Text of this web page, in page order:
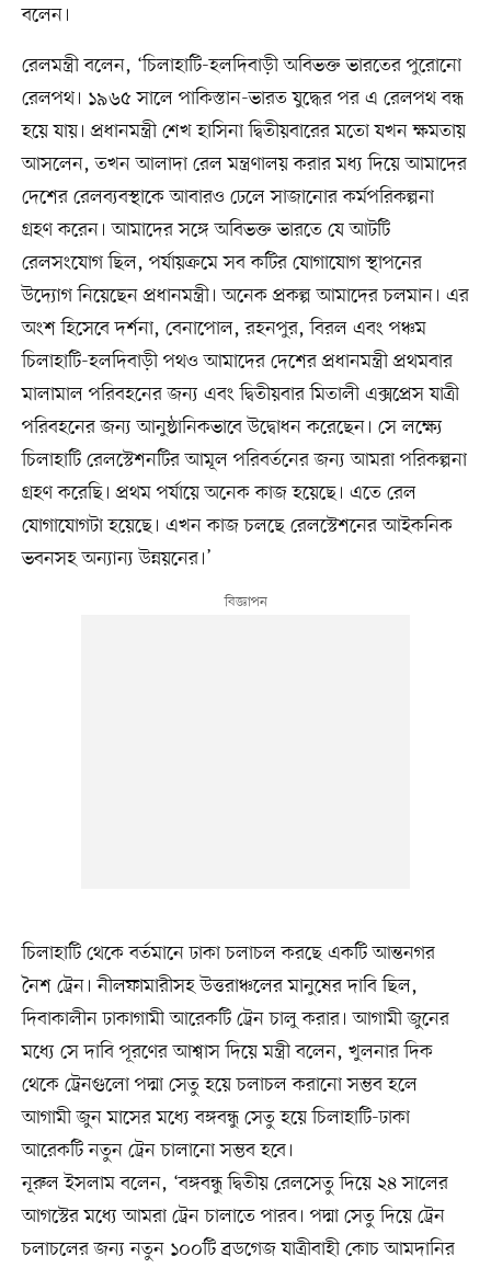
বলেন।
রেলমন্ত্রী বলেন, ‘চিলাহাটি-হলদিবাড়ী অবিভক্ত ভারতের পুরোনো
রেলপথ। ১৯৬৫ সালে পাকিস্তান-ভারত যুদ্ধের পর এ রেলপথ বন্ধ
হয়ে যায়। প্রধানমন্ত্রী শেখ হাসিনা দ্বিতীয়বারের মতো যখন ক্ষমতায়
আসলেন, তখন আলাদা রেল মন্ত্রণালয় করার মধ্য দিয়ে আমাদের
দেশের রেলব্যবস্থাকে আবারও ঢেলে সাজানোর কর্মপরিকল্পনা
গ্রহণ করেন। আমাদের সঙ্গে অবিভক্ত ভারতে যে আটটি
রেলসংযোগ ছিল, পর্যায়ক্রমে সব কটির যোগাযোগ স্থাপনের
উদ্যোগ নিয়েছেন প্রধানমন্ত্রী। অনেক প্রকল্প আমাদের চলমান। এর
অংশ হিসেবে দর্শনা, বেনাপোল, রহনপুর, বিরল এবং পঞ্চম
চিলাহাটি-হলদিবাড়ী পথও আমাদের দেশের প্রধানমন্ত্রী প্রথমবার
মালামাল পরিবহনের জন্য এবং দ্বিতীয়বার মিতালী এক্সপ্রেস যাত্রী
পরিবহনের জন্য আনুষ্ঠানিকভাবে উদ্বোধন করেছেন। সে লক্ষ্যে
চিলাহাটি রেলস্টেশনটির আমূল পরিবর্তনের জন্য আমরা পরিকল্পনা
গ্রহণ করেছি। প্রথম পর্যায়ে অনেক কাজ হয়েছে। এতে রেল
যোগাযোগটা হয়েছে। এখন কাজ চলছে রেলস্টেশনের আইকনিক
ভবনসহ অন্যান্য উন্নয়নের।’
চিলাহাটি থেকে বর্তমানে ঢাকা চলাচল করছে একটি আন্তনগর
নৈশ ট্রেন। নীলফামারীসহ উত্তরাঞ্চলের মানুষের দাবি ছিল,
দিবাকালীন ঢাকাগামী আরেকটি ট্রেন চালু করার। আগামী জুনের
মধ্যে সে দাবি পূরণের আশ্বাস দিয়ে মন্ত্রী বলেন, খুলনার দিক
থেকে ট্রেনগুলো পদ্মা সেতু হয়ে চলাচল করানো সম্ভব হলে
আগামী জুন মাসের মধ্যে বঙ্গবন্ধু সেতু হয়ে চিলাহাটি-ঢাকা
আরেকটি নতুন ট্রেন চালানো সম্ভব হবে।
নূরুল ইসলাম বলেন, ‘বঙ্গবন্ধু দ্বিতীয় রেলসেতু দিয়ে ২৪ সালের
আগস্টের মধ্যে আমরা ট্রেন চালাতে পারব। পদ্মা সেতু দিয়ে ট্রেন
চলাচলের জন্য নতুন ১০০টি ব্রডগেজ যাত্রীবাহী কোচ আমদানির